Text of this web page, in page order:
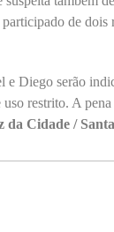
participado de
e Diego serão
restrito. A
da Cidade /